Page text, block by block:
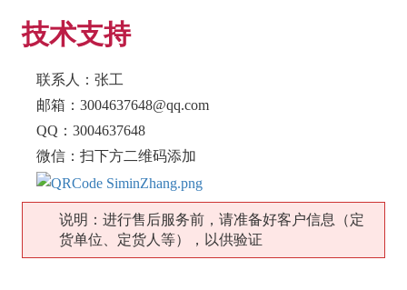
技术支持
联系人：张工
邮箱：3004637648@qq.com
QQ：3004637648
微信：扫下方二维码添加
说明：进行售后服务前，请准备好客户信息（定
货单位、定货人等），以供验证